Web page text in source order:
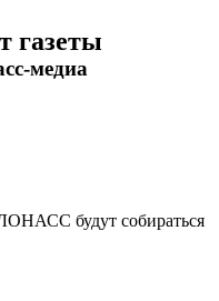
газеты
медиа
будут собираться